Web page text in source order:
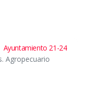
Ayuntamiento 21-24
Agropecuario